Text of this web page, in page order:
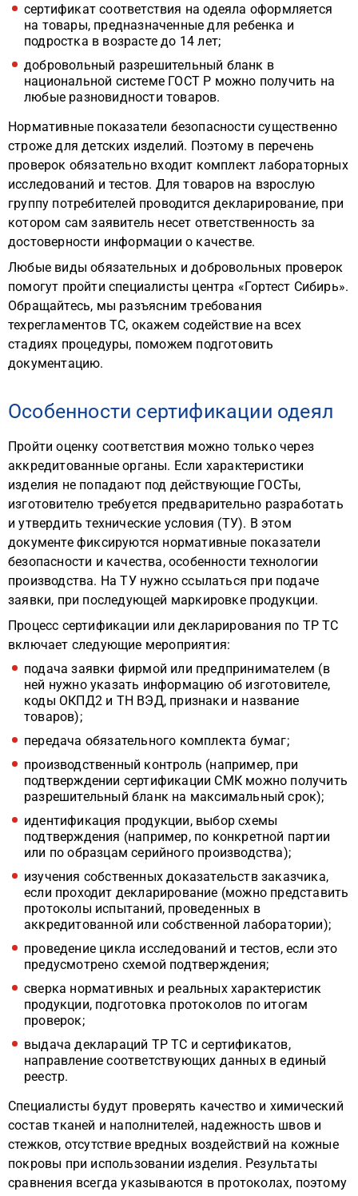
сертификат соответствия на одеяла оформляется
на товары, предназначенные для ребенка и
подростка в возрасте до 14 лет;
добровольный разрешительный бланк в
национальной системе ГОСТ Р можно получить на
любые разновидности товаров.
Нормативные показатели безопасности существенно
строже для детских изделий. Поэтому в перечень
проверок обязательно входит комплект лабораторных
исследований и тестов. Для товаров на взрослую
группу потребителей проводится декларирование, при
котором сам заявитель несет ответственность за
достоверности информации о качестве.
Любые виды обязательных и добровольных проверок
помогут пройти специалисты центра «Гортест Сибирь».
Обращайтесь, мы разъясним требования
техрегламентов ТС, окажем содействие на всех
стадиях процедуры, поможем подготовить
документацию.
Особенности сертификации одеял
Пройти оценку соответствия можно только через
аккредитованные органы. Если характеристики
изделия не попадают под действующие ГОСТы,
изготовителю требуется предварительно разработать
и утвердить технические условия (ТУ). В этом
документе фиксируются нормативные показатели
безопасности и качества, особенности технологии
производства. На ТУ нужно ссылаться при подаче
заявки, при последующей маркировке продукции.
Процесс сертификации или декларирования по ТР ТС
включает следующие мероприятия:
подача заявки фирмой или предпринимателем (в
ней нужно указать информацию об изготовителе,
коды ОКПД2 и ТН ВЭД, признаки и название
товаров);
передача обязательного комплекта бумаг;
производственный контроль (например, при
подтверждении сертификации СМК можно получить
разрешительный бланк на максимальный срок);
идентификация продукции, выбор схемы
подтверждения (например, по конкретной партии
или по образцам серийного производства);
изучения собственных доказательств заказчика,
если проходит декларирование (можно представить
протоколы испытаний, проведенных в
аккредитованной или собственной лаборатории);
проведение цикла исследований и тестов, если это
предусмотрено схемой подтверждения;
сверка нормативных и реальных характеристик
продукции, подготовка протоколов по итогам
проверок;
выдача деклараций ТР ТС и сертификатов,
направление соответствующих данных в единый
реестр.
Специалисты будут проверять качество и химический
состав тканей и наполнителей, надежность швов и
стежков, отсутствие вредных воздействий на кожные
покровы при использовании изделия. Результаты
сравнения всегда указываются в протоколах, поэтому